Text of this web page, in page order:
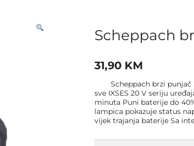
Scheppach
31,90 KM
Scheppach brzi punjač
sve IXSES 20 V seriju
minuta Puni baterije do
lampica pokazuje status
vijek trajanja baterije Sa